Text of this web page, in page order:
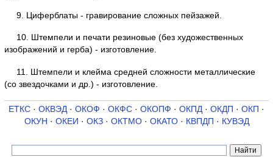
9. Циферблаты - гравирование сложных пейзажей.
10. Штемпели и печати резиновые (без художественных
изображений и герба) - изготовление.
11. Штемпели и клейма средней сложности металлические
(со звездочками и др.) - изготовление.
ЕТКС · ОКВЭД· ОКОФ · ОКФС · ОКОПФ · ОКПД· ОКДП · ОКП ·
ОКУН · ОКЕИ · ОКЗ· ОКТМО· ОКАТО· КВПДП · КУВЭД